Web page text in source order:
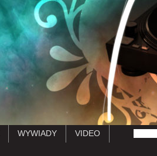
WYWIADY
VIDEO